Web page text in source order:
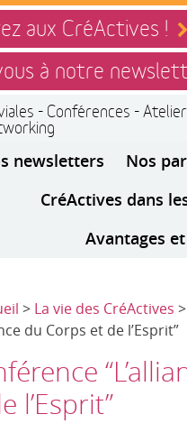
aux CréActives !
à notre
- Conférences -
newsletters
Nos
CréActives dans
Avantages
> La vie des CréActives
du Corps et de l’Esprit”
l’Esprit”